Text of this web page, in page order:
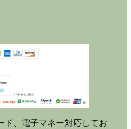
ド、電子マネー対応してお